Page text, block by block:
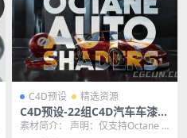
C4D预设 精选资源
C4D预设-22组C4D汽车车漆材
质预设OCtane 4.0高品质材质
素材简介： 声明：仅支持Octane 4.